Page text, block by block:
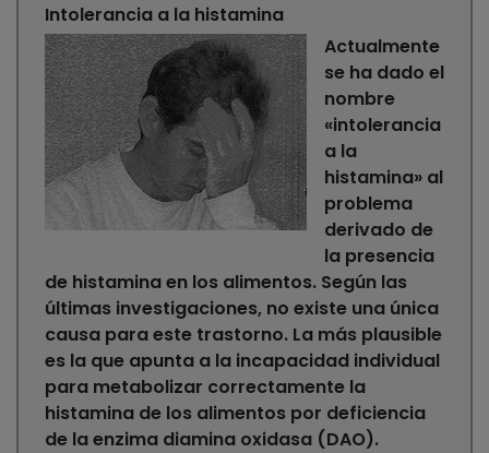
Intolerancia a la histamina
Actualmente
se ha dado el
nombre
«intolerancia
a la
histamina» al
problema
derivado de
la presencia
de histamina en los alimentos. Según las
últimas investigaciones, no existe una única
causa para este trastorno. La más plausible
es la que apunta a la incapacidad individual
para metabolizar correctamente la
histamina de los alimentos por deficiencia
de la enzima diamina oxidasa (DAO).